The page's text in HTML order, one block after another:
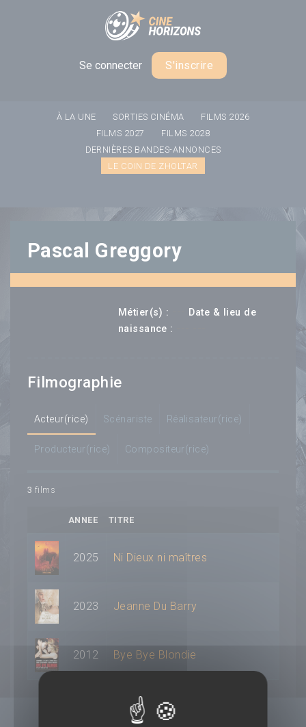
Se connecter S'inscrire
À LA UNE SORTIES CINÉMA
FILMS 2026
FILMS 2027
FILMS 2028
DERNIÈRES BANDES-ANNONCES
LE COIN DE ZHOLTAR
Pascal Greggory
Métier(s) :
Date & lieu de
naissance :
Filmographie
Acteur(rice) Scénariste Réalisateur(rice)
Producteur(rice) Compositeur(rice)
3 films
ANNEE TITRE
2025 Ni Dieux ni maîtres
2023 Jeanne Du Barry
2012 Bye Bye Blondie
Panneau de gestion des cookies